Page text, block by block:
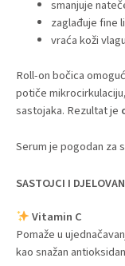
smanjuje
zaglađuje fine
vraća koži
Roll-on bočica
potiče
sastojaka. Rezultat je
Serum je pogodan za
SASTOJCI I
Vitamin C
Pomaže u
kao snažan